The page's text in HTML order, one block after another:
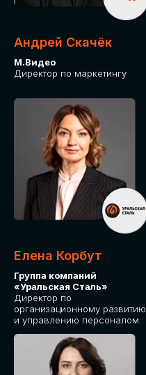
Андрей Скачёк
М.Видео
Директор по маркетингу
Елена Корбут
Группа компаний
«Уральская Сталь»
Директор по
организационному развитию
и управлению персоналом
СТАТЬ
СПИКЕРОМ